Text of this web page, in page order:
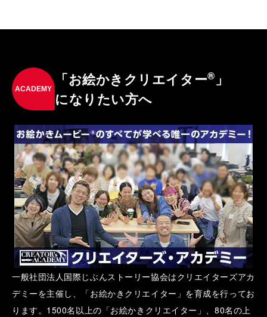
ACADEMY
「お絵かきクリエイター® 」
になりたい方へ
一般社団法人国際じぶんストーリー協会はクリエイターズアカ
デミーを主催し、「お絵かきクリエイター」を育成を行ってお
ります。1500名以上の「お絵かきクリエイター」、80名の上